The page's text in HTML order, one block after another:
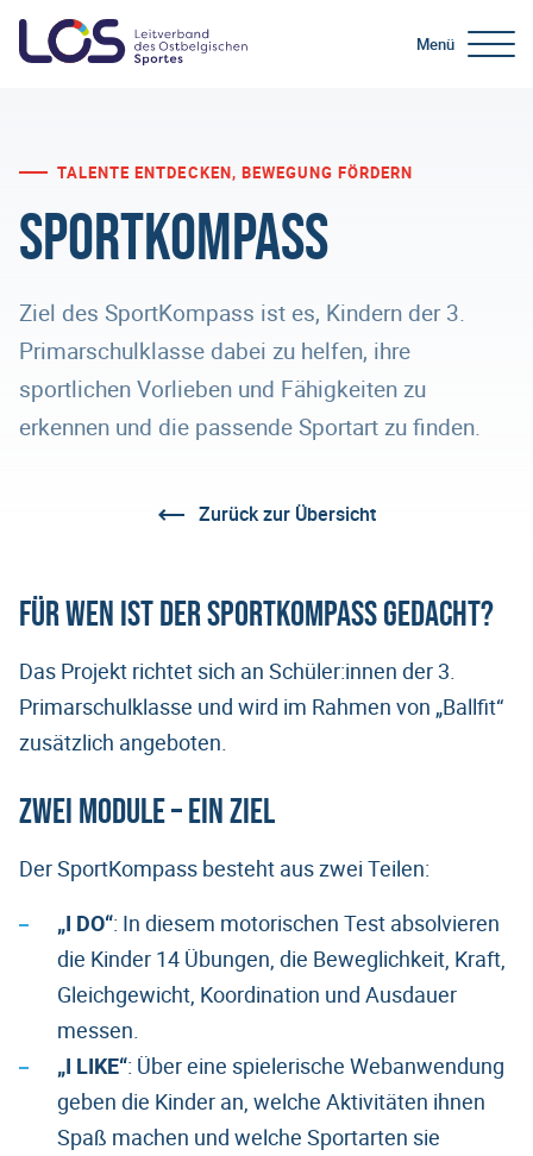
Menü
TALENTE ENTDECKEN, BEWEGUNG FÖRDERN
SportKompass
Ziel des SportKompass ist es, Kindern der 3.
Primarschulklasse dabei zu helfen, ihre
sportlichen Vorlieben und Fähigkeiten zu
erkennen und die passende Sportart zu finden.
Zurück zur Übersicht
Für wen ist der SportKompass gedacht?
Das Projekt richtet sich an Schüler:innen der 3.
Primarschulklasse und wird im Rahmen von „Ballfit“
zusätzlich angeboten.
Zwei Module – ein Ziel
Der SportKompass besteht aus zwei Teilen:
„I DO“: In diesem motorischen Test absolvieren
die Kinder 14 Übungen, die Beweglichkeit, Kraft,
Gleichgewicht, Koordination und Ausdauer
messen.
„I LIKE“: Über eine spielerische Webanwendung
geben die Kinder an, welche Aktivitäten ihnen
Spaß machen und welche Sportarten sie